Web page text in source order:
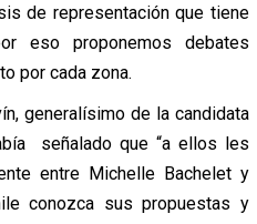
de representación que tiene
eso proponemos debates
por cada zona.
generalísimo de la candidata
señalado que “a ellos les
entre Michelle Bachelet y
conozca sus propuestas y